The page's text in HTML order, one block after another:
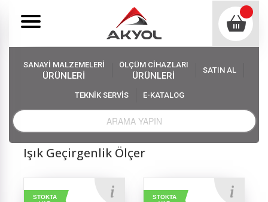
SANAYİ MALZEMELERİ
ÜRÜNLERİ
ÖLÇÜM CİHAZLARI
ÜRÜNLERİ
SATIN AL
TEKNİK SERVİS E-KATALOG
Akyol Ölçüm Cihazları Işık Geçirgenlik Ölçer
Işık Geçirgenlik Ölçer
STOKTA
STOKTA